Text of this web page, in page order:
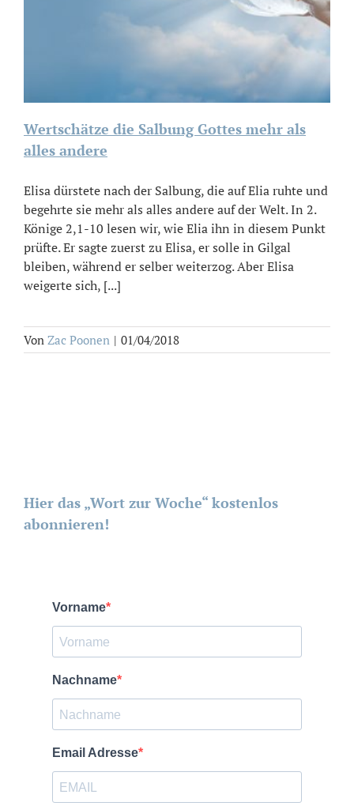
Wertschätze die Salbung Gottes mehr als
alles andere
Elisa dürstete nach der Salbung, die auf Elia ruhte und
begehrte sie mehr als alles andere auf der Welt. In 2.
Könige 2,1-10 lesen wir, wie Elia ihn in diesem Punkt
prüfte. Er sagte zuerst zu Elisa, er solle in Gilgal
bleiben, während er selber weiterzog. Aber Elisa
weigerte sich, [...]
Von Zac Poonen | 01/04/2018
Hier das „Wort zur Woche“ kostenlos
abonnieren!